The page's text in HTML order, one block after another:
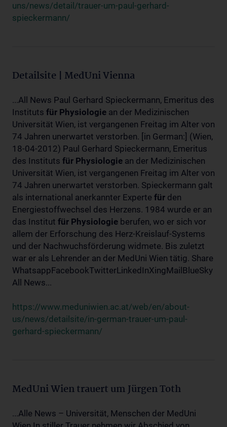
uns/news/detail/trauer-um-paul-gerhard-
spieckermann/
Detailsite | MedUni Vienna
...All News Paul Gerhard Spieckermann, Emeritus des
Instituts für Physiologie an der Medizinischen
Universität Wien, ist vergangenen Freitag im Alter von
74 Jahren unerwartet verstorben. [in German:] (Wien,
18-04-2012) Paul Gerhard Spieckermann, Emeritus
des Instituts für Physiologie an der Medizinischen
Universität Wien, ist vergangenen Freitag im Alter von
74 Jahren unerwartet verstorben. Spieckermann galt
als international anerkannter Experte für den
Energiestoffwechsel des Herzens. 1984 wurde er an
das Institut für Physiologie berufen, wo er sich vor
allem der Erforschung des Herz-Kreislauf-Systems
und der Nachwuchsförderung widmete. Bis zuletzt
war er als Lehrender an der MedUni Wien tätig. Share
WhatsappFacebookTwitterLinkedInXingMailBlueSky
All News...
https://www.meduniwien.ac.at/web/en/about-
us/news/detailsite/in-german-trauer-um-paul-
gerhard-spieckermann/
MedUni Wien trauert um Jürgen Toth
...Alle News – Universität, Menschen der MedUni